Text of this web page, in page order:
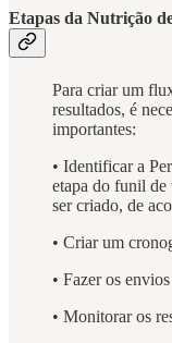
Etapas da Nutrição
Para criar um
resultados, é
importantes:
• Identificar a
etapa do funil de
ser criado, de
• Criar um
• Fazer os
• Monitorar os